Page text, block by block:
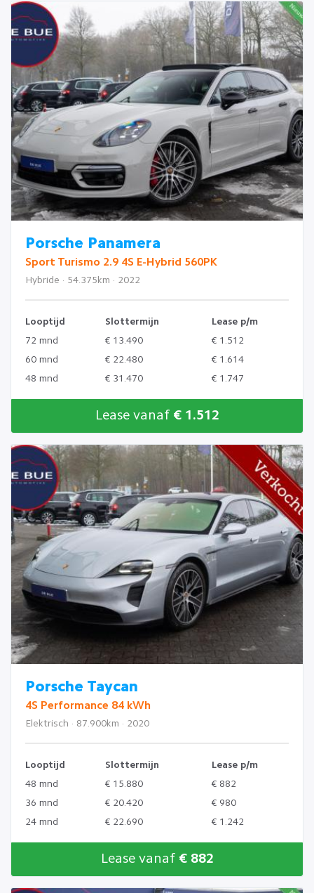
Porsche Panamera
Sport Turismo 2.9 4S E-Hybrid 560PK
Hybride · 54.375km · 2022
Looptijd Slottermijn
Lease p/m
72 mnd
€ 13.490
€ 1.512
60 mnd
€ 22.480
€ 1.614
48 mnd
€ 31.470 € 1.747
Lease vanaf € 1.512
Porsche Taycan
4S Performance 84 kWh
Elektrisch · 87.900km · 2020
Looptijd Slottermijn
Lease p/m
48 mnd
€ 15.880
€ 882
36 mnd
€ 20.420
€ 980
24 mnd
€ 22.690 € 1.242
Lease vanaf € 882